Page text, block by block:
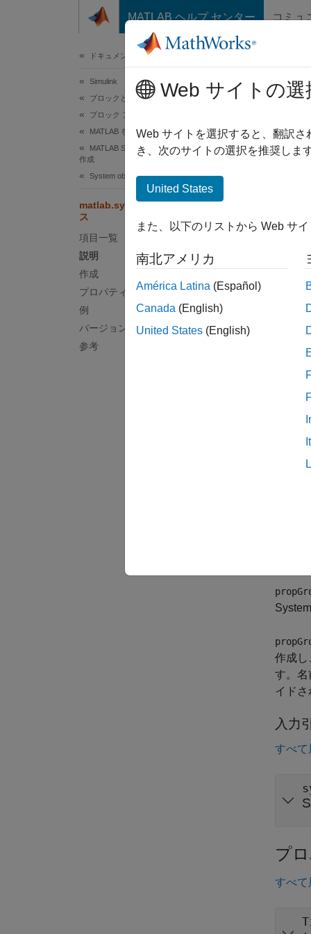
コンテンツへスキップ
MATLAB ヘルプ センター コミュ
ドキュメンテーションのホーム
Simulink
ブロックとブロックセットの作成
ブロック アルゴリズムの作成
MATLAB を使用したブロックの作成
MATLAB System object を使用したブロックの
作成
System object の Simulink 向けのカスタマイズ
matlab.system.display.Section クラ
ス
項目一覧
説明
作成
プロパティ
例
バージョン履歴
参考
名前
説明
の [
クラ
クラ
作成
作成し
す。名
イドさ
入力
すべて
プ
すべて
Web サイトの選
Web サイトを選択すると、翻訳
き、次のサイトの選択を推奨しま
United States
また、以下のリストから Web サ
南北アメリカ
América Latina (Español)
Canada (English)
United States (English)